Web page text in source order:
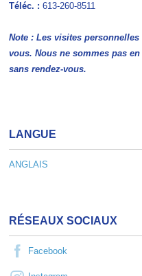
Téléc. : 613-260-8511
Note : Les visites
vous. Nous ne sommes pas
sans rendez-vous.
LANGUE
ANGLAIS
RÉSEAUX SOCIAUX
Facebook